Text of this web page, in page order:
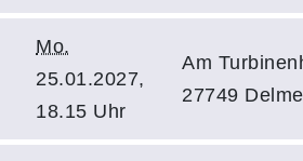
Mo.
25.01.2027,
18.15 Uhr
Am
27749